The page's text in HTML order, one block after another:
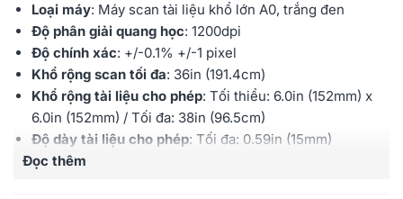
Loại máy: Máy scan tài liệu khổ lớn A0, trắng đen
Độ phân giải quang học: 1200dpi
Độ chính xác: +/-0.1% +/-1 pixel
Khổ rộng scan tối đa: 36in (191.4cm)
Khổ rộng tài liệu cho phép: Tối thiểu: 6.0in (152mm) x
6.0in (152mm) / Tối đa: 38in (96.5cm)
Độ dày tài liệu cho phép: Tối đa: 0.59in (15mm)
Chiều dài scan tối đa
Đọc thêm